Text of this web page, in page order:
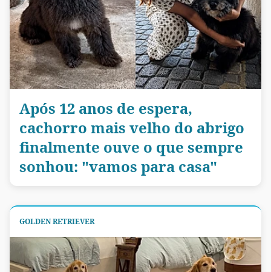
Após 12 anos de espera,
cachorro mais velho do abrigo
finalmente ouve o que sempre
sonhou: "vamos para casa"
GOLDEN RETRIEVER